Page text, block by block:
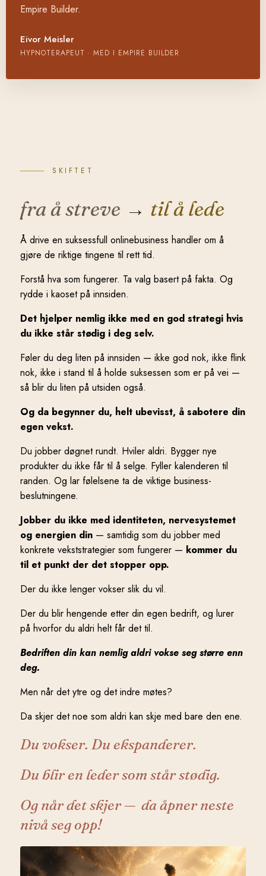
Empire Builder.
Eivor Meisler
HYPNOTERAPEUT · MED I EMPIRE BUILDER
SKIFTET
fra å streve → til å lede
Å drive en suksessfull onlinebusiness handler om å
gjøre de riktige tingene til rett tid.
Forstå hva som fungerer. Ta valg basert på fakta. Og
rydde i kaoset på innsiden.
Det hjelper nemlig ikke med en god strategi hvis
du ikke står stødig i deg selv.
Føler du deg liten på innsiden — ikke god nok, ikke flink
nok, ikke i stand til å holde suksessen som er på vei —
så blir du liten på utsiden også.
Og da begynner du, helt ubevisst, å sabotere din
egen vekst.
Du jobber døgnet rundt. Hviler aldri. Bygger nye
produkter du ikke får til å selge. Fyller kalenderen til
randen. Og lar følelsene ta de viktige business-
beslutningene.
Jobber du ikke med identiteten, nervesystemet
og energien din — samtidig som du jobber med
konkrete vekststrategier som fungerer — kommer du
til et punkt der det stopper opp.
Der du ikke lenger vokser slik du vil.
Der du blir hengende etter din egen bedrift, og lurer
på hvorfor du aldri helt får det til.
Bedriften din kan nemlig aldri vokse seg større enn
deg.
Men når det ytre og det indre møtes?
Da skjer det noe som aldri kan skje med bare den ene.
Du vokser. Du ekspanderer.
Du blir en leder som står stødig.
Og når det skjer— da åpner neste
nivå seg opp!